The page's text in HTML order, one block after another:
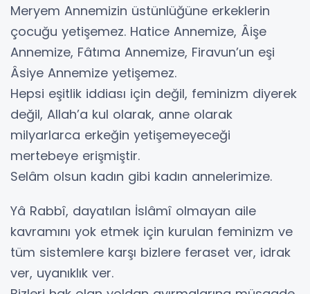
Meryem Annemizin üstünlüğüne erkeklerin
çocuğu yetişemez. Hatice Annemize, Âişe
Annemize, Fâtıma Annemize, Firavun’un eşi
Âsiye Annemize yetişemez.
Hepsi eşitlik iddiası için değil, feminizm diyerek
değil, Allah’a kul olarak, anne olarak
milyarlarca erkeğin yetişemeyeceği
mertebeye erişmiştir.
Selâm olsun kadın gibi kadın annelerimize.
Yâ Rabbî, dayatılan İslâmî olmayan aile
kavramını yok etmek için kurulan feminizm ve
tüm sistemlere karşı bizlere feraset ver, idrak
ver, uyanıklık ver.